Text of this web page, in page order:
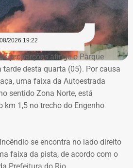
indícios de restrição à
observados pela baixa
apresentadas pelas
além de falhas na elaboração do
a atenção dos técnicos foi a
para justificar a
Em uma das fases do
a atuação de 76
alguns casos, como o de
os valores chegavam a quase
2026 19:22
proporções atinge o Parque
tarde desta quarta (05). Por causa
uma faixa da Autoestrada
sentido Zona Norte, está
km 1,5 no trecho do Engenho
se encontra no lado direito
faixa da pista, de acordo com o
Prefeitura do Rio.